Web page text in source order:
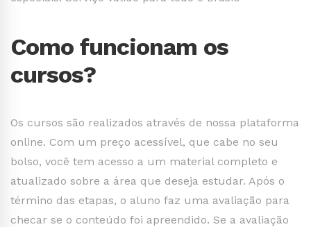
Como funcionam os
cursos?
Os cursos são realizados através de nossa plataforma
online. Com um preço acessível, que cabe no seu
bolso, você tem acesso a um material completo e
atualizado sobre a área que deseja estudar. Após o
término das etapas, o aluno faz uma avaliação para
checar se o conteúdo foi apreendido. Se a avaliação